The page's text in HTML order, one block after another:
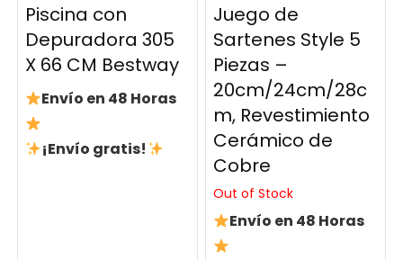
Piscina con
Depuradora 305
X 66 CM Bestway
Envío en 48 Horas
¡Envío gratis!
Juego de
Sartenes Style 5
Piezas –
20cm/24cm/28c
m, Revestimiento
Cerámico de
Cobre
Out of Stock
Envío en 48 Horas